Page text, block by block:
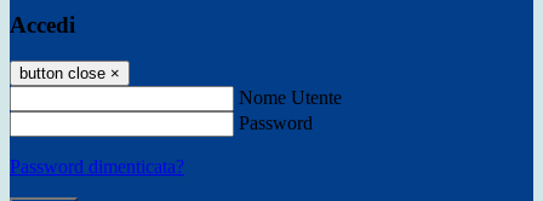
Accedi
button close ×
Nome Utente
Password
Password dimenticata?